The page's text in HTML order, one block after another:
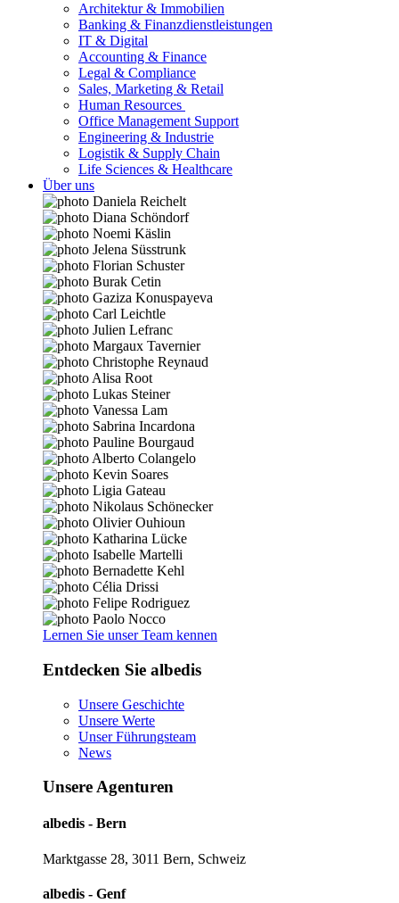
Architektur & Immobilien
Banking & Finanzdienstleistungen
IT & Digital
Accounting & Finance
Legal & Compliance
Sales, Marketing & Retail
Human Resources
Office Management Support
Engineering & Industrie
Logistik & Supply Chain
Life Sciences & Healthcare
Über uns
Lernen Sie unser Team kennen
Entdecken Sie albedis
Unsere Geschichte
Unsere Werte
Unser Führungsteam
News
Unsere Agenturen
albedis - Bern
Marktgasse 28, 3011 Bern, Schweiz
albedis - Genf